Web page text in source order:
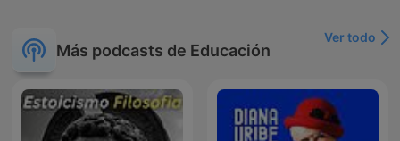
Más podcasts de Educación
Ver todo